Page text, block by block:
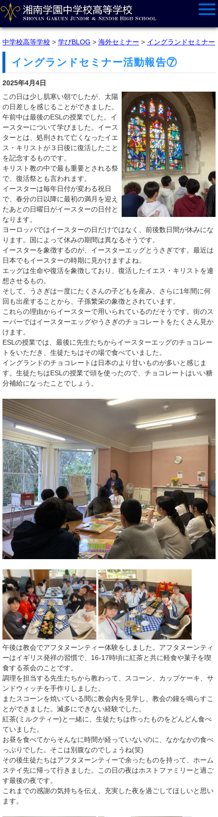
中学校高等学校 > 学びBLOG > 海外セミナー > イングランドセミナー
イングランドセミナー活動報告⑦
2025年4月4日
この日は少し肌寒い朝でしたが、太陽
の日差しを感じることができました。
午前中は最後のESLの授業でした。イ
ースターについて学びました。イース
ターとは、処刑されて亡くなったイエ
ス・キリストが３日後に復活したこと
を記念するものです。
キリスト教の中で最も重要とされる祭
で、復活祭とも言われます。
イースターは毎年日付が変わる祝日
で、春分の日以降に最初の満月を迎え
たあとの日曜日がイースターの日付と
なります。
ヨーロッパではイースターの日だけではなく、前後数日間が休みにな
ります。国によって休みの期間は異なるそうです。
イースターを象徴するのが、イースターエッグとうさぎです。最近は
日本でもイースターの時期に見かけますよね。
エッグは生命や復活を象徴しており、復活したイエス・キリストを連
想させるもの。
そして、うさぎは一度にたくさんの子どもを産み、さらに1年間に何
回も出産することから、子孫繁栄の象徴とされています。
これらの理由からイースターで用いられているのだそうです。街のス
ーパーではイースターエッグやうさぎのチョコレートをたくさん見か
けます。
ESLの授業では、最後に先生たちからイースターエッグのチョコレー
トをいただき、生徒たちはその場で食べていました。
イングランドのチョコレートは日本のより甘いものが多いと感じま
す。生徒たちはESLの授業で頭を使ったので、チョコレートはいい糖
分補給になったことでしょう。
午後は教会でアフタヌーンティー体験をしました。アフタヌーンティ
ーはイギリス発祥の習慣で、16-17時頃に紅茶と共に軽食や菓子を喫
食する茶会のことです。
調理を担当する先生たちから教わって、スコーン、カップケーキ、サ
ンドウィッチを手作りしました。
またスコーンを焼いている間に教会内を見学し、教会の鐘を鳴らすこ
とができました。滅多にできない経験でした。
紅茶(ミルクティー)と一緒に、生徒たちは作ったものをどんどん食べ
ていました。
お昼を食べてからそんなに時間が経っていないのに、なかなかの食べ
っぷりでした。そこは別腹なのでしょうね(笑)
その後生徒たちはアフタヌーンティーで余ったものを持って、ホーム
ステイ先に帰って行きました。この日の夜はホストファミリーと過ご
す最後の夜です。
これまでの感謝の気持ちを伝え、充実した夜を過ごしてほしいと思い
ます。